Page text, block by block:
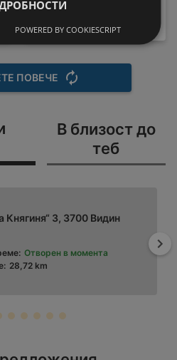
вместо
лв.
ПОВЕЧЕ
В близост до
теб
Княгиня“ 3, 3700 Видин
Отворен в момента
28,72 km
POWERED BY COOKIESCRIPT